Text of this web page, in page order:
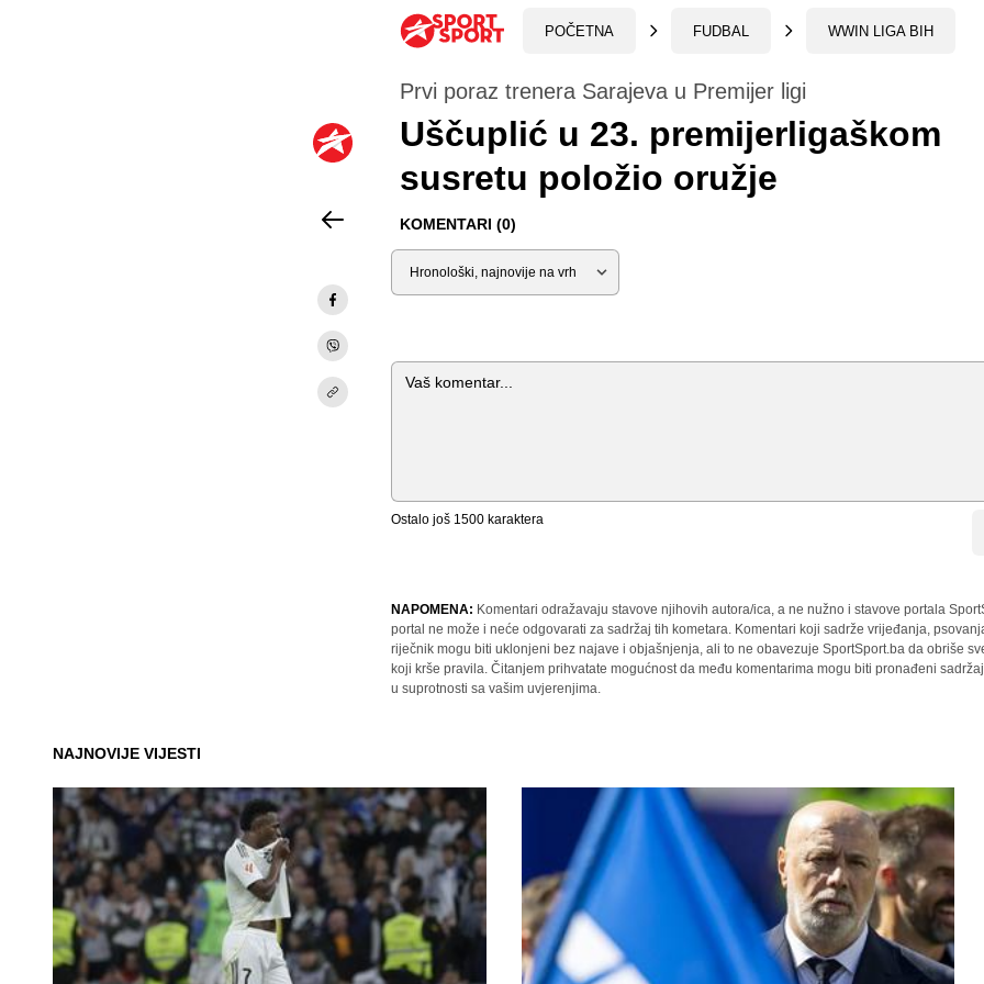
POČETNA FUDBAL WWIN LIGA BIH
Prvi poraz trenera Sarajeva u Premijer ligi
Uščuplić u 23. premijerligaškom
susretu položio oružje
KOMENTARI (0)
Sortiraj
Komentar
Ostalo još 1500 karaktera
NAPOMENA: Komentari odražavaju stavove njihovih autora/ica, a ne nužno i stavove portala
portal ne može i neće odgovarati za sadržaj tih kometara. Komentari koji sadrže vrijeđanja,
riječnik mogu biti uklonjeni bez najave i objašnjenja, ali to ne obavezuje SportSport.ba da obriše
koji krše pravila. Čitanjem prihvatate mogućnost da među komentarima mogu biti pronađeni
u suprotnosti sa vašim uvjerenjima.
NAJNOVIJE VIJESTI